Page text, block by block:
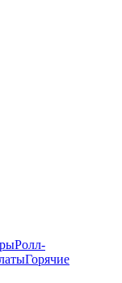
Ролл-
Горячие